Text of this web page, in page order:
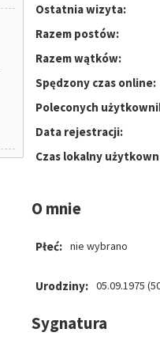
Ostatnia wizyta:
Razem postów:
Razem wątków:
Spędzony czas online:
Poleconych
Data rejestracji:
Czas lokalny
O mnie
Płeć: nie wybrano
Urodziny: 05.09.1975
Sygnatura